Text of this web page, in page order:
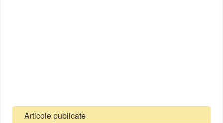
Articole publicate